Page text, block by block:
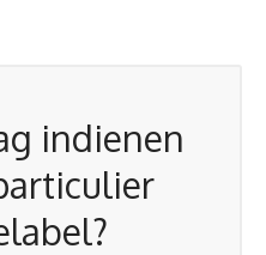
indienen